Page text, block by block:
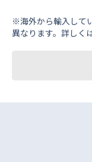
※海外から輸⼊して
異なります。詳しく